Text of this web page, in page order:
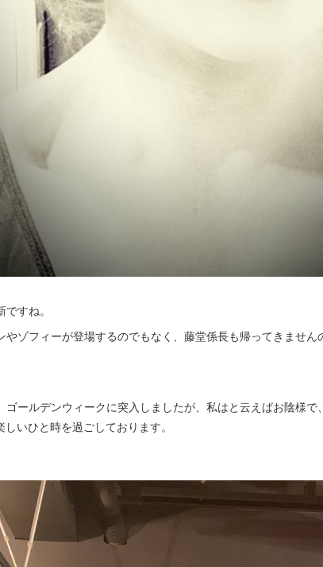
すね。
やゾフィーが登場するのでもなく、藤堂係長も帰ってきません
ゴールデンウィークに突入しましたが、私はと云えばお陰様
いひと時を過ごしております。